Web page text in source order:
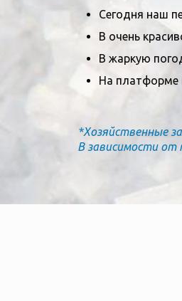
Сегодня наш
В очень
В жаркую
На платформе
*Хозяйственные
В зависимости от